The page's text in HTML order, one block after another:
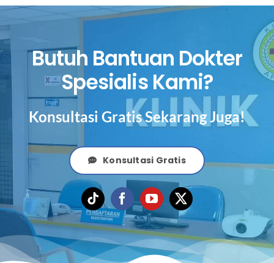
Butuh Bantuan Dokter
Spesialis Kami?
Konsultasi Gratis Sekarang Juga!
Konsultasi Gratis